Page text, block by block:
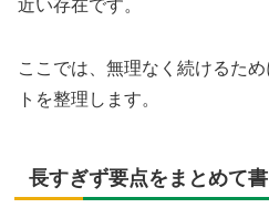
近い存在です。
ここでは、無理なく続けるた
トを整理します。
長すぎず要点をまとめて書